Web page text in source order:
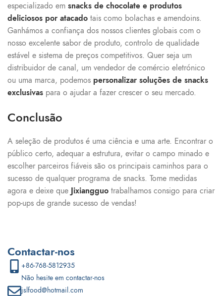
especializado em snacks de chocolate e produtos
deliciosos por atacado tais como bolachas e amendoins.
Ganhámos a confiança dos nossos clientes globais com o
nosso excelente sabor de produto, controlo de qualidade
estável e sistema de preços competitivos. Quer seja um
distribuidor de canal, um vendedor de comércio eletrónico
ou uma marca, podemos personalizar soluções de snacks
exclusivas para o ajudar a fazer crescer o seu mercado.
Conclusão
A seleção de produtos é uma ciência e uma arte. Encontrar o
público certo, adequar a estrutura, evitar o campo minado e
escolher parceiros fiáveis são os principais caminhos para o
sucesso de qualquer programa de snacks. Tome medidas
agora e deixe que Jixiangguo trabalhamos consigo para criar
pop-ups de grande sucesso de vendas!
Contactar-nos
+86-768-5812935
Não hesite em contactar-nos
jslfood@hotmail.com